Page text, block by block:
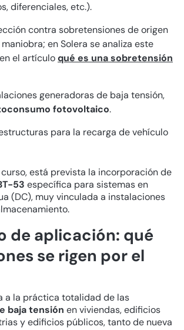
diferenciales, etc.).
contra sobretensiones de origen
en Solera se analiza este
el artículoqué es una sobretensión
generadoras de baja tensión,
fotovoltaico.
para la recarga de vehículo
curso, está prevista la incorporación de
53 específica para sistemas en
(DC), muy vinculada a instalaciones
de aplicación: qué
se rigen por el
a la práctica totalidad de las
baja tensión en viviendas, edificios
y edificios públicos, tanto de nueva